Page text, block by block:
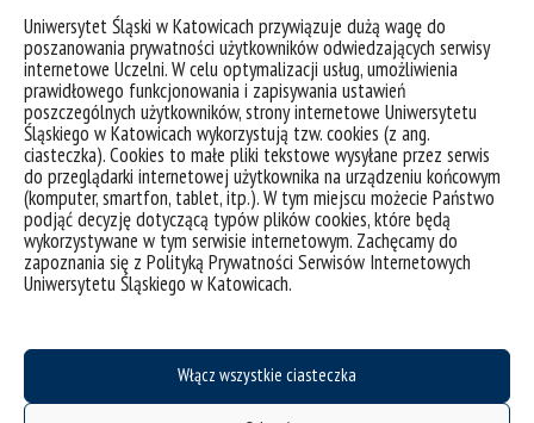
Uniwersytet Śląski w Katowicach przywiązuje dużą wagę do
poszanowania prywatności użytkowników odwiedzających serwisy
internetowe Uczelni. W celu optymalizacji usług, umożliwienia
prawidłowego funkcjonowania i zapisywania ustawień
poszczególnych użytkowników, strony internetowe Uniwersytetu
Śląskiego w Katowicach wykorzystują tzw. cookies (z ang.
ciasteczka). Cookies to małe pliki tekstowe wysyłane przez serwis
do przeglądarki internetowej użytkownika na urządzeniu końcowym
(komputer, smartfon, tablet, itp.). W tym miejscu możecie Państwo
podjąć decyzję dotyczącą typów plików cookies, które będą
wykorzystywane w tym serwisie internetowym. Zachęcamy do
zapoznania się z Polityką Prywatności Serwisów Internetowych
Uniwersytetu Śląskiego w Katowicach.
Włącz wszystkie ciasteczka